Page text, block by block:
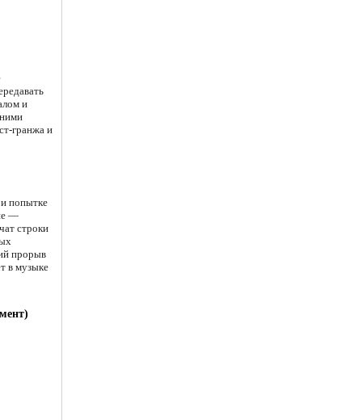
и
гранжа и
попытке
—
строки
прорыв
в музыке